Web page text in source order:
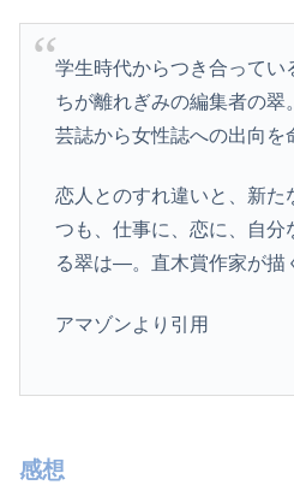
学生時代からつき合ってい
ちが離れぎみの編集者の翠
芸誌から女性誌への出向を
恋人とのすれ違いと、新た
つも、仕事に、恋に、自分
る翠は―。直木賞作家が描
アマゾンより引用
感想